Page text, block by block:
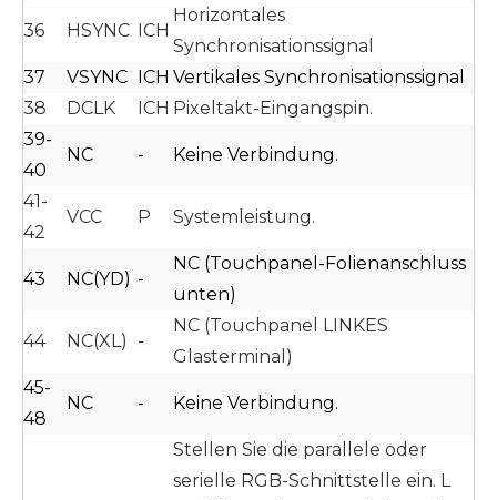
36 HSYNC ICH
Horizontales
Synchronisationssignal
37
VSYNC ICH Vertikales Synchronisationssignal
38
DCLK ICH Pixeltakt-Eingangspin.
39-
40
NC - Keine Verbindung.
41-
42
VCC P Systemleistung.
43 NC(YD) -
NC (Touchpanel-Folienanschluss
unten)
44 NC(XL) -
NC (Touchpanel LINKES
Glasterminal)
45-
48
NC - Keine Verbindung.
Stellen Sie die parallele oder
serielle RGB-Schnittstelle ein. L